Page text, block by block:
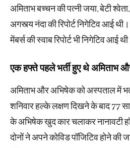
अमिताभ बच्चन की पत्नी जया, बेटी
अगस्त्य नंदा की रिपोर्ट निगेटिव आई
मेंबर्स की स्वाब रिपोर्ट भी निगेटिव आई
एक हफ्ते पहले भर्ती हुए थे अमिताभ
अमिताभ और अभिषेक को अस्पताल में
शनिवार हल्के लक्षण दिखने के बाद 77
के अभिषेक खुद कार चलाकर नानावटी
दोनों ने अपने कोविड पॉजिटिव होने की